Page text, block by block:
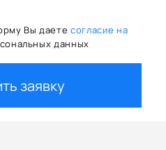
Вы даете согласие на
данных
заявку